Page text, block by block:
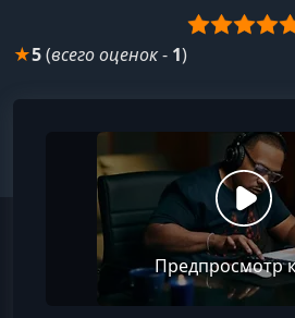
★5(всего оценок- 1)
Предпросмотр